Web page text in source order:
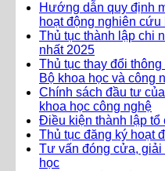
Hướng dẫn quy định
hoạt động nghiên cứu
Thủ tục thành lập chi
nhất 2025
Thủ tục thay đổi
Bộ khoa học và công
Chính sách đầu tư
khoa học công nghệ
Điều kiện thành lập tổ
Thủ tục đăng ký hoạt
Tư vấn đóng cửa,
học